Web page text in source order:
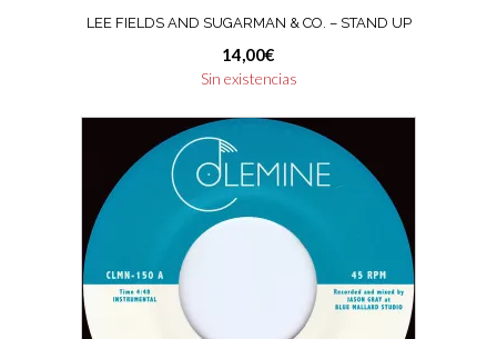
LEE FIELDS AND SUGARMAN & CO. – STAND UP
14,00€
Sin existencias